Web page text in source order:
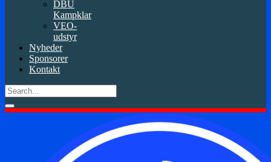
DBU
Kampklar
VEO-
udstyr
Nyheder
Sponsorer
Kontakt